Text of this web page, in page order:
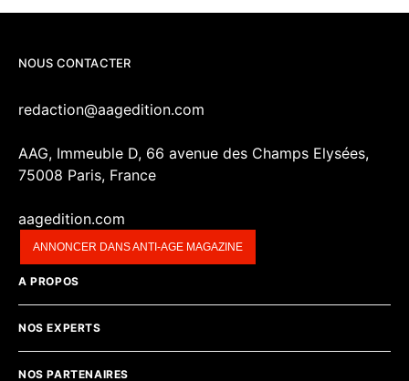
NOUS CONTACTER
redaction@aagedition.com
AAG, Immeuble D, 66 avenue des Champs Elysées,
75008 Paris, France
aagedition.com
ANNONCER DANS ANTI-AGE MAGAZINE
A PROPOS
NOS EXPERTS
NOS PARTENAIRES